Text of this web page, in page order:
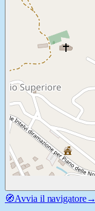
🧭Avvia il navigatore→